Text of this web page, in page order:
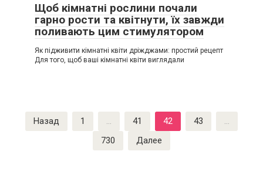
Щоб кімнатні рослини почали
гарно рости та квітнути, їх завжди
поливають цим стимулятором
Як підживити кімнатні квіти дріжджами: простий рецепт
Для того, щоб ваші кімнатні квіти виглядали
Пагинация
записей
Назад 1 … 41 42 43
…
730
Далее